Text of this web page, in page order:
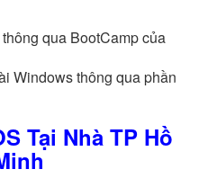
qua BootCamp của
Windows thông qua phần
Tại Nhà TP Hồ